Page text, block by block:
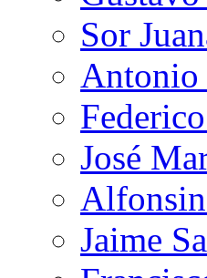
Sor
Antonio
José
Jaime